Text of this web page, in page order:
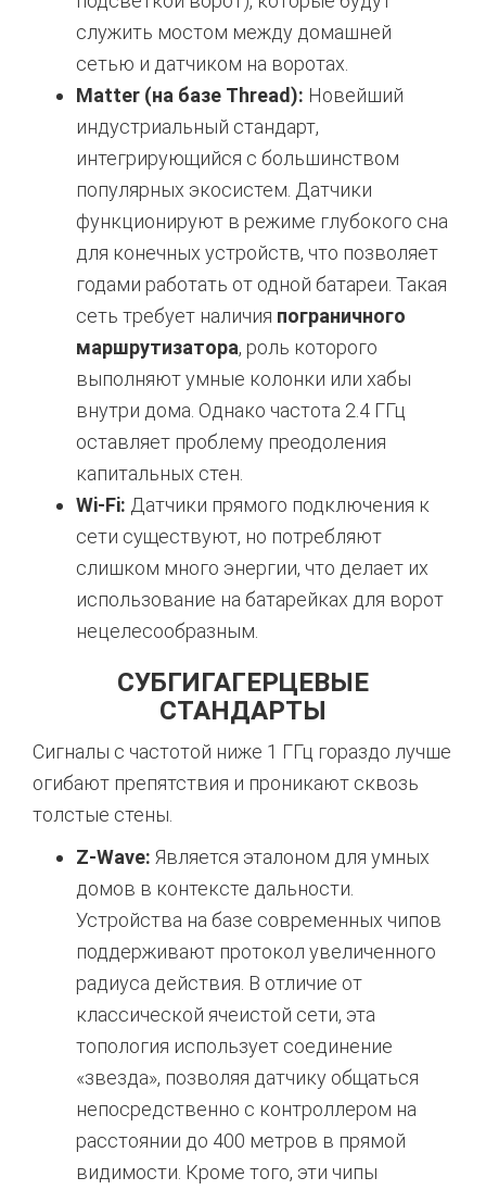
служить мостом между домашней
сетью и датчиком на воротах.
Matter (на базе Thread): Новейший
индустриальный стандарт,
интегрирующийся с большинством
популярных экосистем. Датчики
функционируют в режиме глубокого сна
для конечных устройств, что позволяет
годами работать от одной батареи. Такая
сеть требует наличия пограничного
маршрутизатора, роль которого
выполняют умные колонки или хабы
внутри дома. Однако частота 2.4 ГГц
оставляет проблему преодоления
капитальных стен.
Wi-Fi: Датчики прямого подключения к
сети существуют, но потребляют
слишком много энергии, что делает их
использование на батарейках для ворот
нецелесообразным.
СУБГИГАГЕРЦЕВЫЕ
СТАНДАРТЫ
Сигналы с частотой ниже 1 ГГц гораздо лучше
огибают препятствия и проникают сквозь
толстые стены.
Z-Wave: Является эталоном для умных
домов в контексте дальности.
Устройства на базе современных чипов
поддерживают протокол увеличенного
радиуса действия. В отличие от
классической ячеистой сети, эта
топология использует соединение
«звезда», позволяя датчику общаться
непосредственно с контроллером на
расстоянии до 400 метров в прямой
видимости. Кроме того, эти чипы